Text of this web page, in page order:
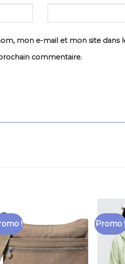
mon e-mail et mon site dans
commentaire.
! Promo